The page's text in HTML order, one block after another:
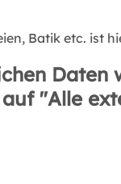
Batik etc. ist
"Alle